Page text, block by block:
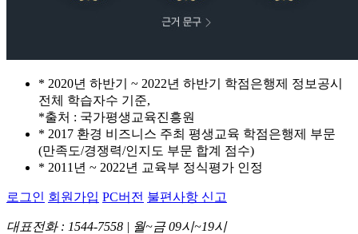
* 2020년 하반기 ~ 2022년 하반기 학점은행제 정보공시
전체 학습자수 기준,
*출처 : 국가평생교육진흥원
* 2017 환경 비즈니스 주최 평생교육 학점은행제 부문
(만족도/경쟁력/인지도 부문 합계 점수)
* 2011년 ~ 2022년 교육부 정식평가 인정
로그인 회원가입 PC버전 불편사항 신고
대표전화 : 1544-7558 | 월~금 09시~19시